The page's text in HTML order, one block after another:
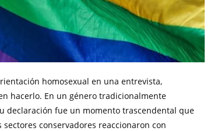
homosexual en una entrevista,
hacerlo. En un género tradicionalmente
declaración fue un momento trascendental que
conservadores reaccionaron con